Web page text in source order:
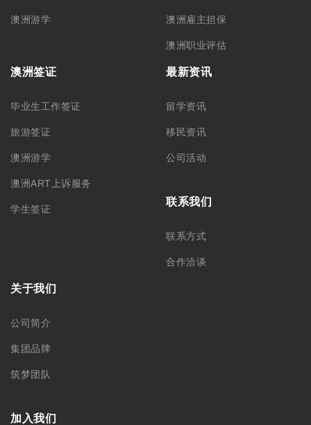
澳洲游学 澳洲雇主担保
澳洲职业评估
澳洲签证
毕业生工作签证
旅游签证
澳洲游学
澳洲ART上诉服务
学生签证
最新资讯
留学资讯
移民资讯
公司活动
联系我们
联系方式
合作洽谈
关于我们
公司简介
集团品牌
筑梦团队
加入我们